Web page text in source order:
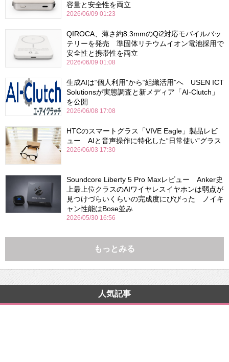
容量と安全性を両立
2026/06/09 01:23
QIROCA、薄さ約8.3mmのQi2対応モバイルバッ
テリーを発売 準固体リチウムイオン電池採用で
安全性と携帯性を両立
2026/06/09 01:08
生成AIは“個人利用”から“組織活用”へ USEN ICT
Solutionsが実態調査と新メディア「AI-Clutch」
を公開
2026/06/08 17:08
HTCのスマートグラス「VIVE Eagle」製品レビ
ュー AIと音声操作に特化した“日常使い”グラス
2026/06/03 17:30
Soundcore Liberty 5 Pro Maxレビュー Anker史
上最上位クラスのAIワイヤレスイヤホンは弱点が
見つけづらいくらいの完成度にびびった ノイキ
ャン性能はBose並み
2026/05/30 16:56
もっとみる
人気記事